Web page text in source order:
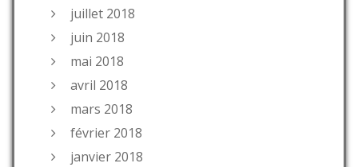
juillet 2018
juin 2018
mai 2018
avril 2018
mars 2018
février 2018
janvier 2018